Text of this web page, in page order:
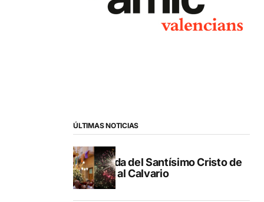
ÚLTIMAS NOTICIAS
Subida del Santísimo Cristo de
Gata al Calvario